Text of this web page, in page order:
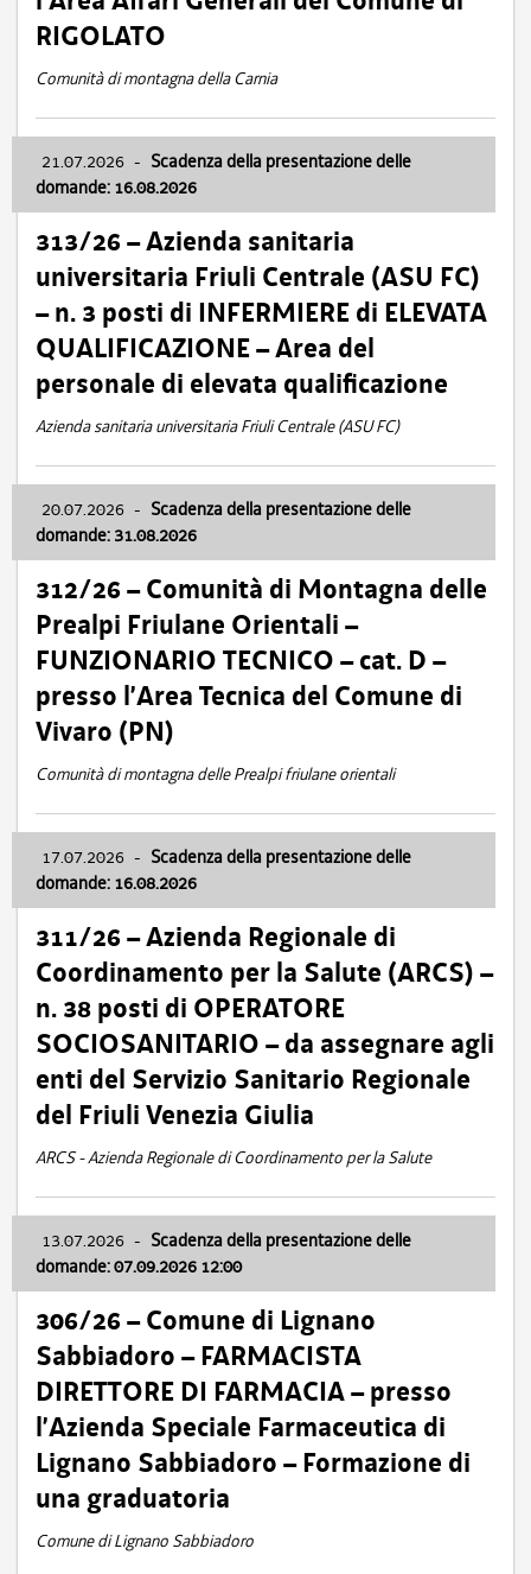
RIGOLATO
Comunità di montagna della Carnia
21.07.2026 - Scadenza della presentazione delle
domande: 16.08.2026
313/26 – Azienda sanitaria
universitaria Friuli Centrale (ASU FC)
– n. 3 posti di INFERMIERE di ELEVATA
QUALIFICAZIONE – Area del
personale di elevata qualificazione
Azienda sanitaria universitaria Friuli Centrale (ASU FC)
20.07.2026 - Scadenza della presentazione delle
domande: 31.08.2026
312/26 – Comunità di Montagna delle
Prealpi Friulane Orientali –
FUNZIONARIO TECNICO – cat. D –
presso l’Area Tecnica del Comune di
Vivaro (PN)
Comunità di montagna delle Prealpi friulane orientali
17.07.2026 - Scadenza della presentazione delle
domande: 16.08.2026
311/26 – Azienda Regionale di
Coordinamento per la Salute (ARCS) –
n. 38 posti di OPERATORE
SOCIOSANITARIO – da assegnare agli
enti del Servizio Sanitario Regionale
del Friuli Venezia Giulia
ARCS - Azienda Regionale di Coordinamento per la Salute
13.07.2026 - Scadenza della presentazione delle
domande: 07.09.2026 12:00
306/26 – Comune di Lignano
Sabbiadoro – FARMACISTA
DIRETTORE DI FARMACIA – presso
l’Azienda Speciale Farmaceutica di
Lignano Sabbiadoro – Formazione di
una graduatoria
Comune di Lignano Sabbiadoro